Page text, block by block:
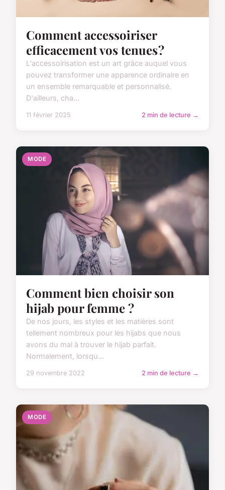
Comment accessoiriser
efficacement vos tenues ?
L'accessoirisation est un art grâce auquel vous
pouvez transformer une apparence ordinaire en
un ensemble remarquable et personnalisé.
D'ailleurs, cha...
11 février 2025 2 min de lecture →
MODE
Comment bien choisir son
hijab pour femme ?
De nos jours, les styles et les matières sont
tellement nombreux pour les hijabs que nous
avons du mal à trouver le hijab parfait.
Normalement, lorsqu...
29 novembre 2022 2 min de lecture →
MODE